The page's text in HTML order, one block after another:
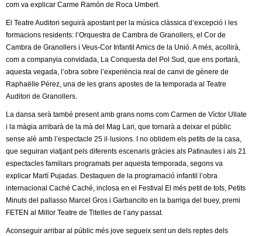
com va explicar Carme Ramón de Roca Umbert.
El Teatre Auditori seguirà apostant per la música clàssica d’excepció i les
formacions residents: l’Orquestra de Cambra de Granollers, el Cor de
Cambra de Granollers i Veus-Cor Infantil Amics de la Unió. A més, acollirà,
com a companyia convidada, La Conquesta del Pol Sud, que ens portarà,
aquesta vegada, l’obra sobre l’experiència real de canvi de gènere de
Raphaëlle Pérez, una de les grans apostes de la temporada al Teatre
Auditori de Granollers.
La dansa serà també present amb grans noms com Carmen de Víctor Ullate
i la màgia arribarà de la mà del Mag Lari, que tornarà a deixar el públic
sense alè amb l’espectacle 25 il·lusions. I no oblidem els petits de la casa,
que seguiran viatjant pels diferents escenaris gràcies als Patinautes i als 21
espectacles familiars programats per aquesta temporada, segons va
explicar Martí Pujadas. Destaquen de la programació infantil l’obra
internacional Caché Caché, inclosa en el Festival El més petit de tots, Petits
Minuts del pallasso Marcel Gros i Garbancito en la barriga del buey, premi
FETEN al Millor Teatre de Titelles de l’any passat.
Aconseguir arribar al públic més jove segueix sent un dels reptes dels